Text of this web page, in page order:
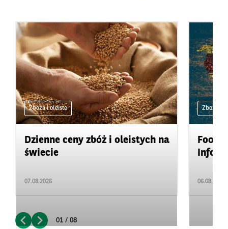
Zboża i oleiste
Dzienne ceny zbóż i oleistych na
świecie
07.08.2026
Zboża i
06.08.2026
01 / 08